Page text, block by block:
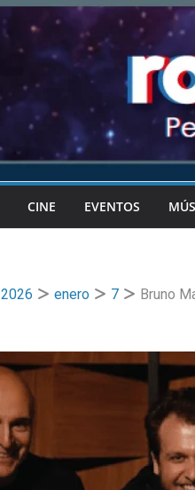
CINE EVENTOS
2026 enero 7 Bruno